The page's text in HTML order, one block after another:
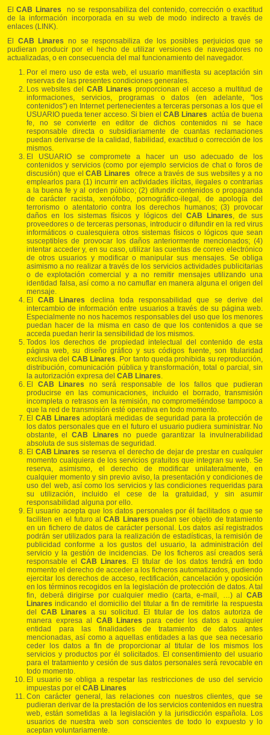
ElCAB Linares
no se responsabiliza del contenido, corrección o exactitud
de la información incorporada en su web de modo indirecto a través de
enlaces (LINK).
El CAB Linares no se responsabiliza de los posibles perjuicios que se
pudieran producir por el hecho de utilizar versiones de navegadores no
actualizadas, o en consecuencia del mal funcionamiento del navegador.
Por el mero uso de esta web, el usuario manifiesta su aceptación sin
reservas de las presentes condiciones generales.
Los websites delCAB Linares proporcionan el acceso a multitud de
informaciones, servicios, programas o datos (en adelante, "los
contenidos") en Internet pertenecientes a terceras personas a los que el
USUARIO pueda tener acceso. Si bien elCAB Linares actúa de buena
fe, no se convierte en editor de dichos contenidos ni se hace
responsable directa o subsidiariamente de cuantas reclamaciones
puedan derivarse de la calidad, fiabilidad, exactitud o corrección de los
mismos.
El USUARIO se compromete a hacer un uso adecuado de los
contenidos y servicios (como por ejemplo servicios de chat o foros de
discusión) que elCAB Linares
ofrece a través de sus websites y a no
emplearlos para (1) incurrir en actividades ilícitas, ilegales o contrarias
a la buena fe y al orden público; (2) difundir contenidos o propaganda
de carácter racista, xenófobo, pornográfico-ilegal, de apología del
terrorismo o atentatorio contra los derechos humanos; (3) provocar
daños en los sistemas físicos y lógicos del CAB Linares , de sus
proveedores o de terceras personas, introducir o difundir en la red virus
informáticos o cualesquiera otros sistemas físicos o lógicos que sean
susceptibles de provocar los daños anteriormente mencionados; (4)
intentar acceder y, en su caso, utilizar las cuentas de correo electrónico
de otros usuarios y modificar o manipular sus mensajes. Se obliga
asimismo a no realizar a través de los servicios actividades publicitarias
o de explotación comercial y a no remitir mensajes utilizando una
identidad falsa, así como a no camuflar en manera alguna el origen del
mensaje.
ElCAB Linares
declina toda responsabilidad que se derive del
intercambio de información entre usuarios a través de su página web.
Especialmente no nos hacemos responsables del uso que los menores
puedan hacer de la misma en caso de que los contenidos a que se
acceda puedan herir la sensibilidad de los mismos.
Todos los derechos de propiedad intelectual del contenido de esta
página web, su diseño gráfico y sus códigos fuente, son titularidad
exclusiva del CAB Linares . Por tanto queda prohibida su reproducción,
distribución, comunicación pública y transformación, total o parcial, sin
la autorización expresa del CAB Linares
El CAB Linares no será responsable de los fallos que pudieran
producirse en las comunicaciones, incluido el borrado, transmisión
incompleta o retrasos en la remisión, no comprometiéndose tampoco a
que la red de transmisión esté operativa en todo momento.
El CAB Linares adoptará medidas de seguridad para la protección de
los datos personales que en el futuro el usuario pudiera suministrar. No
obstante, el CAB Linares no puede garantizar la invulnerabilidad
absoluta de sus sistemas de seguridad.
El CAB Linares se reserva el derecho de dejar de prestar en cualquier
momento cualquiera de los servicios gratuitos que integran su web. Se
reserva, asimismo, el derecho de modificar unilateralmente, en
cualquier momento y sin previo aviso, la presentación y condiciones de
uso del web, así como los servicios y las condiciones requeridas para
su utilización, incluido el cese de la gratuidad, y sin asumir
responsabilidad alguna por ello.
El usuario acepta que los datos personales por él facilitados o que se
faciliten en el futuro alCAB Linares puedan ser objeto de tratamiento
en un fichero de datos de carácter personal. Los datos así registrados
podrán ser utilizados para la realización de estadísticas, la remisión de
publicidad conforme a los gustos del usuario, la administración del
servicio y la gestión de incidencias. De los ficheros así creados será
responsable elCAB Linares . El titular de los datos tendrá en todo
momento el derecho de acceder a los ficheros automatizados, pudiendo
ejercitar los derechos de acceso, rectificación, cancelación y oposición
en los términos recogidos en la legislación de protección de datos. A tal
fin, deberá dirigirse por cualquier medio (carta, e-mail, …) al CAB
Linares indicando el domicilio del titular a fin de remitirle la respuesta
del CAB Linares a su solicitud. El titular de los datos autoriza de
manera expresa al CAB Linares para ceder los datos a cualquier
entidad para las finalidades de tratamiento de datos antes
mencionadas, así como a aquellas entidades a las que sea necesario
ceder los datos a fin de proporcionar al titular de los mismos los
servicios y productos por él solicitados. El consentimiento del usuario
para el tratamiento y cesión de sus datos personales será revocable en
todo momento.
El usuario se obliga a respetar las restricciones de uso del servicio
impuestas por el CAB Linares
Con carácter general, las relaciones con nuestros clientes, que se
pudieran derivar de la prestación de los servicios contenidos en nuestra
web, están sometidas a la legislación y la jurisdicción española. Los
usuarios de nuestra web son conscientes de todo lo expuesto y lo
aceptan voluntariamente.